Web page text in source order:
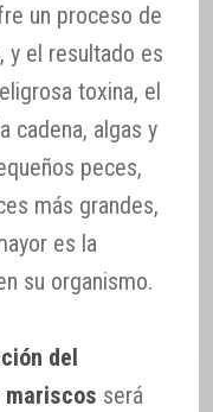
un proceso de
y el resultado es
toxina, el
cadena, algas y
peces,
más grandes,
es la
su organismo.
del
mariscos será